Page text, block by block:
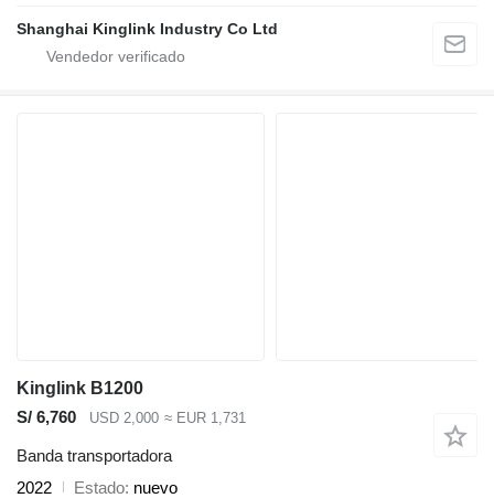
Shanghai Kinglink Industry Co Ltd
Kinglink B1200
S/ 6,760
USD 2,000 ≈ EUR 1,731
Banda transportadora
2022
Estado nuevo